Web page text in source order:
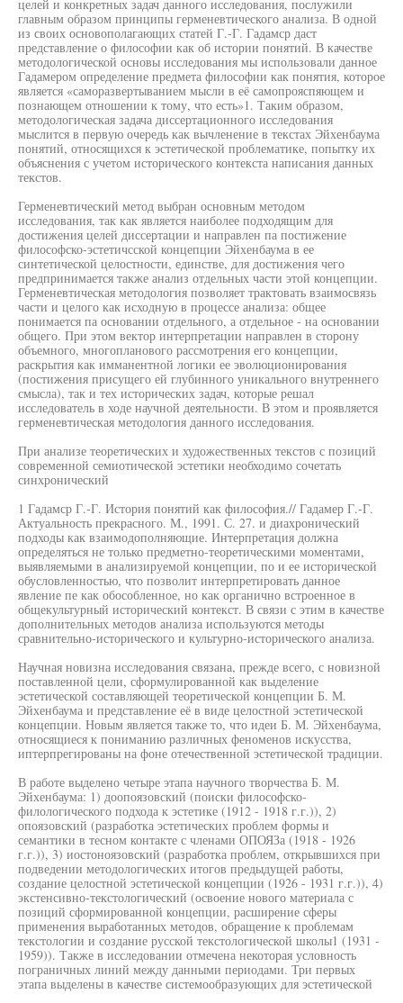
целей и конкретных задач данного исследования, послужили
главным образом принципы герменевтического анализа. В одной
из своих основополагающих статей Г.-Г. Гадамср даст
представление о философии как об истории понятий. В качестве
методологической основы исследования мы использовали данное
Гадамером определение предмета философии как понятия, которое
является «саморазвертыванием мысли в её самопрояспяющем и
познающем отношении к тому, что есть»1. Таким образом,
методологическая задача диссертационного исследования
мыслится в первую очередь как вычленение в текстах Эйхенбаума
понятий, относящихся к эстетической проблематике, попытку их
объяснения с учетом исторического контекста написания данных
текстов.
Герменевтический метод выбран основным методом
исследования, так как является наиболее подходящим для
достижения целей диссертации и направлен па постижение
философско-эстетичсской концепции Эйхенбаума в ее
синтетической целостности, единстве, для достижения чего
предпринимается также анализ отдельных части этой концепции.
Герменевтическая методология позволяет трактовать взаимосвязь
части и целого как исходную в процессе анализа: общее
понимается па основании отдельного, а отдельное - на основании
общего. При этом вектор интерпретации направлен в сторону
объемного, многопланового рассмотрения его концепции,
раскрытия как имманентной логики ее эволюционирования
(постижения присущего ей глубинного уникального внутреннего
смысла), так и тех исторических задач, которые решал
исследователь в ходе научной деятельности. В этом и проявляется
герменевтическая методология данного исследования.
При анализе теоретических и художественных текстов с позиций
современной семиотической эстетики необходимо сочетать
синхронический
1 Гадамср Г.-Г. История понятий как философия.// Гадамер Г.-Г.
Актуальность прекрасного. М., 1991. С. 27. и диахронический
подходы как взаимодополняющие. Интерпретация должна
определяться не только предметно-теоретическими моментами,
выявляемыми в анализируемой концепции, по и ее исторической
обусловленностью, что позволит интерпретировать данное
явление пе как обособленное, но как органично встроенное в
общекультурный исторический контекст. В связи с этим в качестве
дополнительных методов анализа используются методы
сравнительно-исторического и культурно-исторического анализа.
Научная новизна исследования связана, прежде всего, с новизной
поставленной цели, сформулированной как выделение
эстетической составляющей теоретической концепции Б. М.
Эйхенбаума и представление её в виде целостной эстетической
концепции. Новым является также то, что идеи Б. М. Эйхенбаума,
относящиеся к пониманию различных феноменов искусства,
иптерпрегированы на фоне отечественной эстетической традиции.
В работе выделено четыре этапа научного творчества Б. М.
Эйхенбаума: 1) доопоязовский (поиски философско-
филологического подхода к эстетике (1912 - 1918 г.г.)), 2)
опоязовский (разработка эстетических проблем формы и
семантики в тесном контакте с членами ОПОЯЗа (1918 - 1926
г.г.)), 3) иостоноязовский (разработка проблем, открывшихся при
подведении методологических итогов предыдущей работы,
создание целостной эстетической концепции (1926 - 1931 г.г.)), 4)
экстенсивно-текстологический (освоение нового материала с
позиций сформированной концепции, расширение сферы
применения выработанных методов, обращение к проблемам
текстологии и создание русской текстологической школы1 (1931 -
1959)). Также в исследовании отмечена некоторая условность
пограничных линий между данными периодами. Три первых
этапа выделены в качестве системообразующих для эстетической